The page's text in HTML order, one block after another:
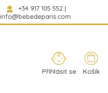
+34 917 105 552 |
info@bebedeparis.com
Přihlásit se Košík